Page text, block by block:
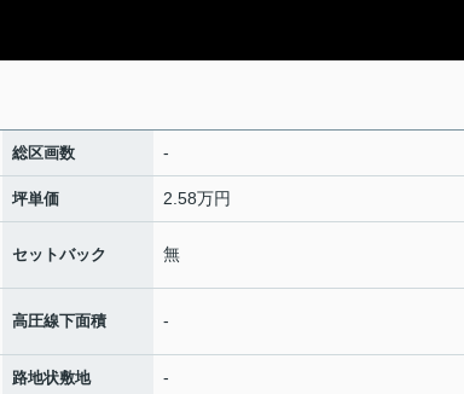
総区画数 -
坪単価 2.58万円
セットバック 無
高圧線下面積 -
路地状敷地 -